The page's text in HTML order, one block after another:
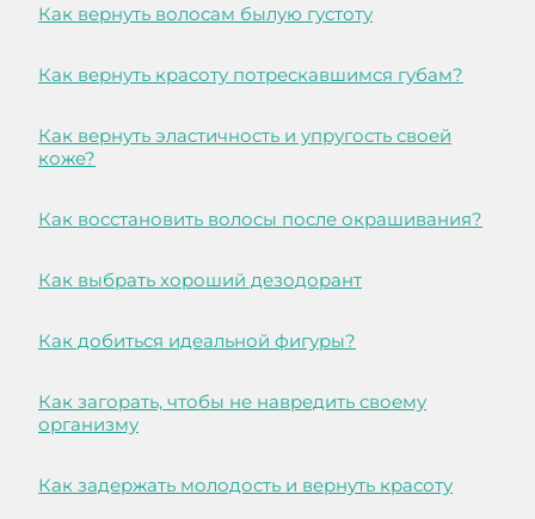
Как вернуть волосам былую густоту
Как вернуть красоту потрескавшимся губам?
Как вернуть эластичность и упругость своей
коже?
Как восстановить волосы после окрашивания?
Как выбрать хороший дезодорант
Как добиться идеальной фигуры?
Как загорать, чтобы не навредить своему
организму
Как задержать молодость и вернуть красоту